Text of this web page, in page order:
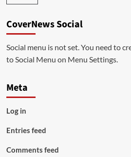
CoverNews Social
Social menu is not set. You need to
to Social Menu on Menu Settings.
Meta
Log in
Entries feed
Comments feed